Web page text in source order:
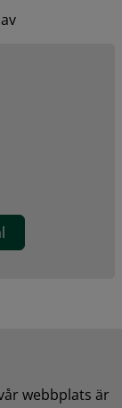
webbplats är